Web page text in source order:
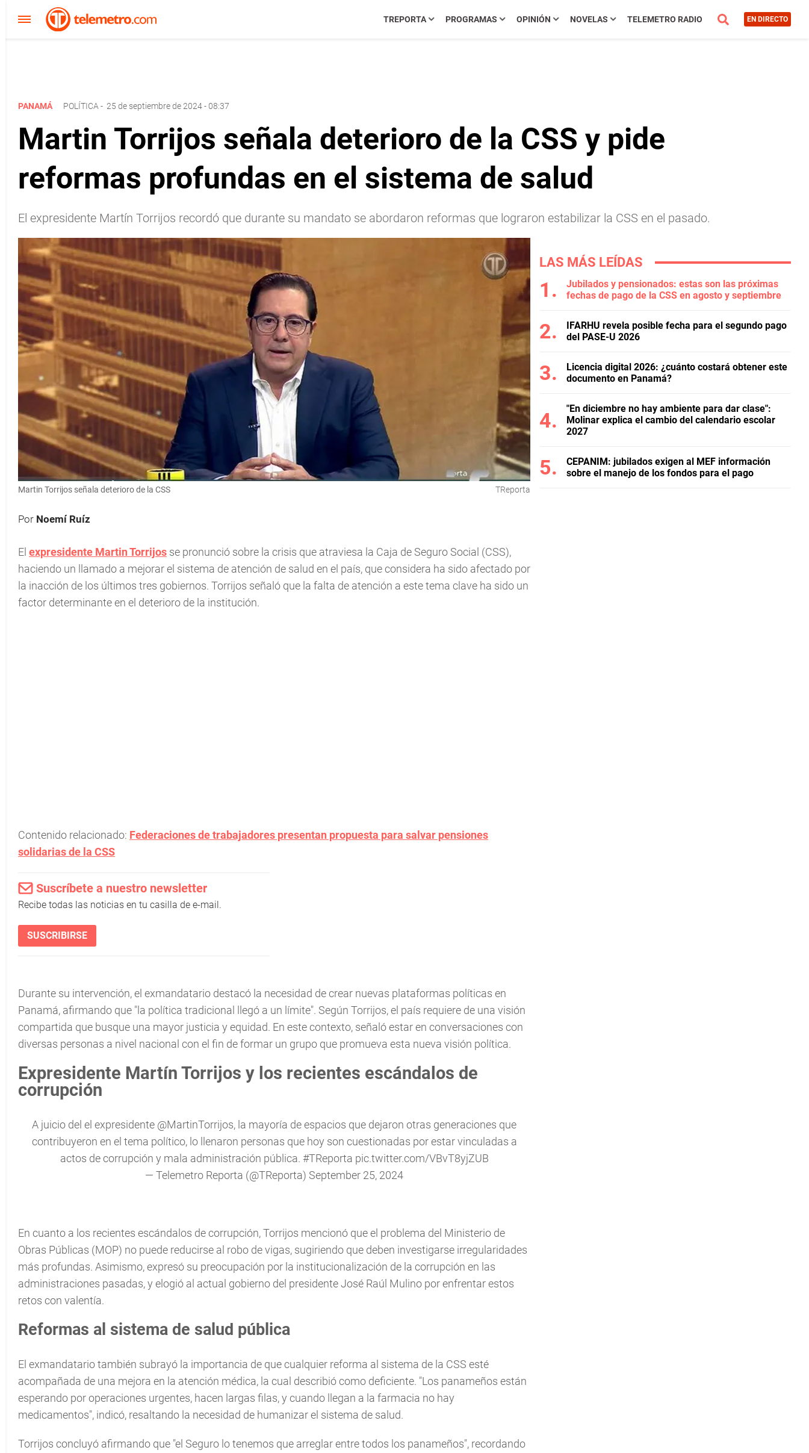
TREPORTA PROGRAMAS OPINIÓN NOVELAS TELEMETRO RADIO EN DIRECTO
PANAMÁ POLÍTICA - 25 de septiembre de 2024 - 08:37
Martin Torrijos señala deterioro de la CSS y pide
reformas profundas en el sistema de salud
El expresidente Martín Torrijos recordó que durante su mandato se abordaron reformas que lograron estabilizar la CSS en el pasado.
Martin Torrijos señala deterioro de la CSS TReporta
Por Noemí Ruíz
El expresidente Martin Torrijos se pronunció sobre la crisis que atraviesa la Caja de Seguro Social (CSS),
haciendo un llamado a mejorar el sistema de atención de salud en el país, que considera ha sido afectado por
la inacción de los últimos tres gobiernos. Torrijos señaló que la falta de atención a este tema clave ha sido un
factor determinante en el deterioro de la institución.
Contenido relacionado: Federaciones de trabajadores presentan propuesta para salvar pensiones
solidarias de la CSS
Suscríbete a nuestro newsletter
Recibe todas las noticias en tu casilla de e-mail.
SUSCRIBIRSE
Durante su intervención, el exmandatario destacó la necesidad de crear nuevas plataformas políticas en
Panamá, afirmando que "la política tradicional llegó a un límite". Según Torrijos, el país requiere de una visión
compartida que busque una mayor justicia y equidad. En este contexto, señaló estar en conversaciones con
diversas personas a nivel nacional con el fin de formar un grupo que promueva esta nueva visión política.
Expresidente Martín Torrijos y los recientes escándalos de
corrupción
A juicio del el expresidente @MartinTorrijos, la mayoría de espacios que dejaron otras generaciones que
contribuyeron en el tema político, lo llenaron personas que hoy son cuestionadas por estar vinculadas a
actos de corrupción y mala administración pública. #TReporta pic.twitter.com/VBvT8yjZUB
— Telemetro Reporta (@TReporta) September 25, 2024
En cuanto a los recientes escándalos de corrupción, Torrijos mencionó que el problema del Ministerio de
Obras Públicas (MOP) no puede reducirse al robo de vigas, sugiriendo que deben investigarse irregularidades
más profundas. Asimismo, expresó su preocupación por la institucionalización de la corrupción en las
administraciones pasadas, y elogió al actual gobierno del presidente José Raúl Mulino por enfrentar estos
retos con valentía.
Reformas al sistema de salud pública
El exmandatario también subrayó la importancia de que cualquier reforma al sistema de la CSS esté
acompañada de una mejora en la atención médica, la cual describió como deficiente. "Los panameños están
esperando por operaciones urgentes, hacen largas filas, y cuando llegan a la farmacia no hay
medicamentos", indicó, resaltando la necesidad de humanizar el sistema de salud.
Torrijos concluyó afirmando que "el Seguro lo tenemos que arreglar entre todos los panameños", recordando
LAS MÁS LEÍDAS
Jubilados y pensionados: estas son las próximas
fechas de pago de la CSS en agosto y septiembre
IFARHU revela posible fecha para el segundo pago
del PASE-U 2026
Licencia digital 2026: ¿cuánto costará obtener este
documento en Panamá?
"En diciembre no hay ambiente para dar clase":
Molinar explica el cambio del calendario escolar
2027
CEPANIM: jubilados exigen al MEF información
sobre el manejo de los fondos para el pago